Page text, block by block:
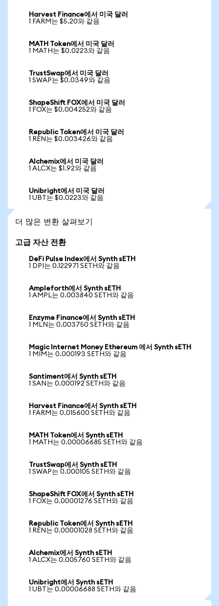
Harvest Finance에서 미국 달러
1 FARM는 $5.20와 같음
MATH Token에서 미국 달러
1 MATH는 $0.0223와 같음
TrustSwap에서 미국 달러
1 SWAP는 $0.0349와 같음
ShapeShift FOX에서 미국 달러
1 FOX는 $0.004252와 같음
Republic Token에서 미국 달러
1 REN는 $0.003426와 같음
Alchemix에서 미국 달러
1 ALCX는 $1.92와 같음
Unibright에서 미국 달러
1 UBT는 $0.0223와 같음
더 많은 변환 살펴보기
고급 자산 전환
DeFi Pulse Index에서 Synth sETH
1 DPI는 0.122971 SETH와 같음
Ampleforth에서 Synth sETH
1 AMPL는 0.003840 SETH와 같음
Enzyme Finance에서 Synth sETH
1 MLN는 0.003750 SETH와 같음
Magic Internet Money Ethereum 에서 Synth sETH
1 MIM는 0.000193 SETH와 같음
Santiment에서 Synth sETH
1 SAN는 0.000192 SETH와 같음
Harvest Finance에서 Synth sETH
1 FARM는 0.015600 SETH와 같음
MATH Token에서 Synth sETH
1 MATH는 0.00006685 SETH와 같음
TrustSwap에서 Synth sETH
1 SWAP는 0.000105 SETH와 같음
ShapeShift FOX에서 Synth sETH
1 FOX는 0.00001276 SETH와 같음
Republic Token에서 Synth sETH
1 REN는 0.00001028 SETH와 같음
Alchemix에서 Synth sETH
1 ALCX는 0.005760 SETH와 같음
Unibright에서 Synth sETH
1 UBT는 0.00006688 SETH와 같음